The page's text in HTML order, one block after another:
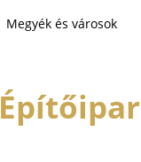
Megyék és városok